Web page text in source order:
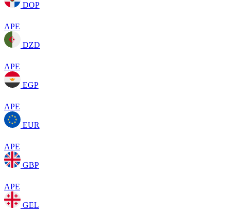
DOP
APE
DZD
APE
EGP
APE
EUR
APE
GBP
APE
GEL